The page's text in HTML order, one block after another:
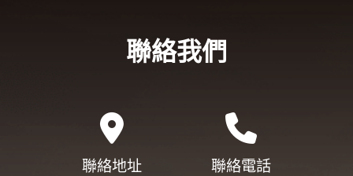
聯絡我們
聯絡地址 聯絡電話